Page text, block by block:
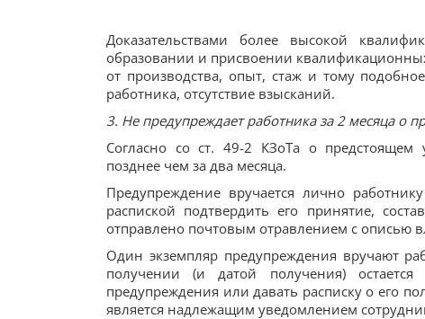
Доказательствами более высокой
образовании и присвоении
от производства, опыт, стаж и тому
работника, отсутствие взысканий.
3. Не предупреждает работника за 2 месяца о
Согласно со ст. 49-2 КЗоТа о предстоящем
позднее чем за два месяца.
Предупреждение вручается лично
распиской подтвердить его принятие,
отправлено почтовым отравлением с описью
Один экземпляр предупреждения вручают
получении (и датой получения) остается
предупреждения или давать расписку о его
является надлежащим уведомлением